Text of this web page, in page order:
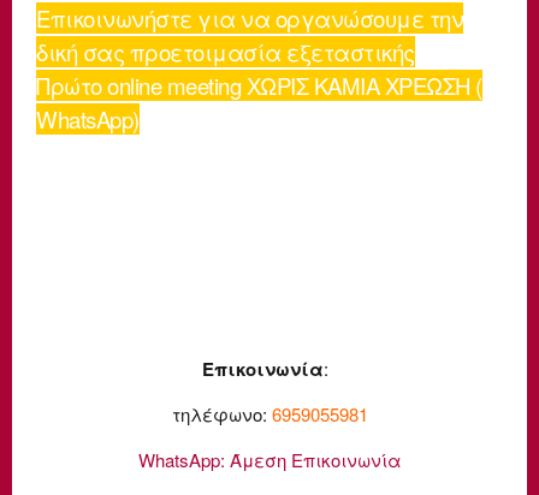
Επικοινωνήστε για να οργανώσουμε την
δική σας προετοιμασία εξεταστικής
Πρώτο online meeting ΧΩΡΙΣ ΚΑΜΙΑ ΧΡΕΩΣΗ (
WhatsApp)
Επικοινωνία:
τηλέφωνο: 6959055981
WhatsApp: Άμεση Επικοινωνία